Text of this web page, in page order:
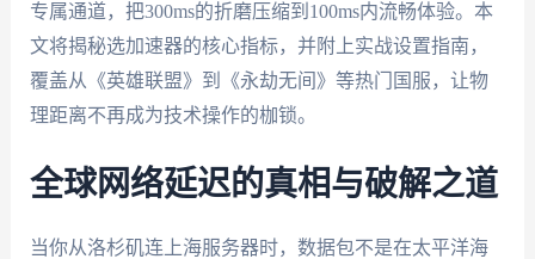
专属通道，把300ms的折磨压缩到100ms内流畅体验。本
文将揭秘选加速器的核心指标，并附上实战设置指南，
覆盖从《英雄联盟》到《永劫无间》等热门国服，让物
理距离不再成为技术操作的枷锁。
全球网络延迟的真相与破解之道
当你从洛杉矶连上海服务器时，数据包不是在太平洋海